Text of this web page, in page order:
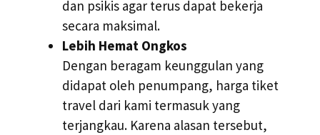
dan psikis agar terus dapat bekerja
secara maksimal.
Lebih Hemat Ongkos
Dengan beragam keunggulan yang
didapat oleh penumpang, harga tiket
travel dari kami termasuk yang
terjangkau. Karena alasan tersebut,